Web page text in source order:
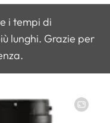
i tempi di
lunghi. Grazie per